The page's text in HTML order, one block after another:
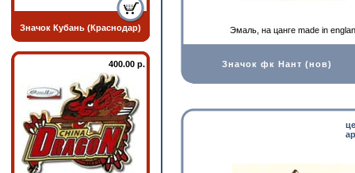
Значок Кубань (Краснодар)
400.00 р.
Эмаль, на цанге made in
Значок фк Нант (нов)